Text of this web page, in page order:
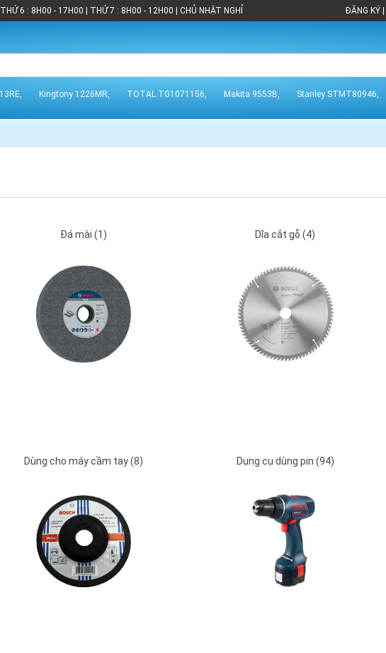
6 : 8H00 - 17H00 | THỨ 7 : 8H00 - 12H00 | CHỦ NHẬT NGHỈ ĐĂNG KÝ
Kingtony 1226MR, TOTAL TG1071156, Makita 9553B, Stanley STMT80946,
Đá mài (1) Dĩa cắt gỗ (4)
Dùng cho máy cầm tay (8) Dụng cụ dùng pin (94)